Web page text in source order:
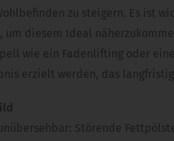
zu steigern. Es ist
diesem Ideal
wie ein Fadenlifting oder
erzielt werden, das
Störende